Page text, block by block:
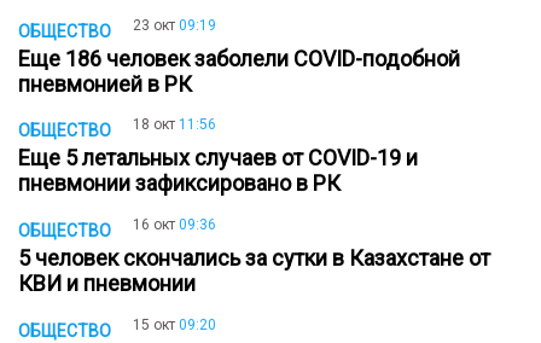
ОБЩЕСТВО 23 окт 09:19
Еще 186 человек заболели COVID-подобной
пневмонией в РК
ОБЩЕСТВО 18 окт 11:56
Еще 5 летальных случаев от COVID-19 и
пневмонии зафиксировано в РК
ОБЩЕСТВО 16 окт 09:36
5 человек скончались за сутки в Казахстане от
КВИ и пневмонии
ОБЩЕСТВО 15 окт 09:20